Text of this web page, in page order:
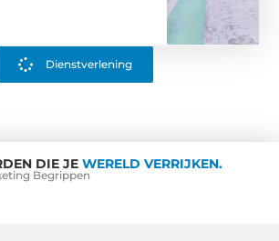
Dienstverlening
DIE JE WERELD VERRIJKEN.
Begrippen